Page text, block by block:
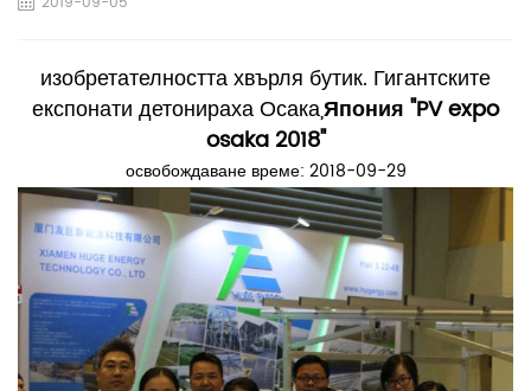
изобретателността хвърля бутик. Гигантските
експонати детонираха Осака,Япония "PV expo
osaka 2018"
освобождаване време: 2018-09-29